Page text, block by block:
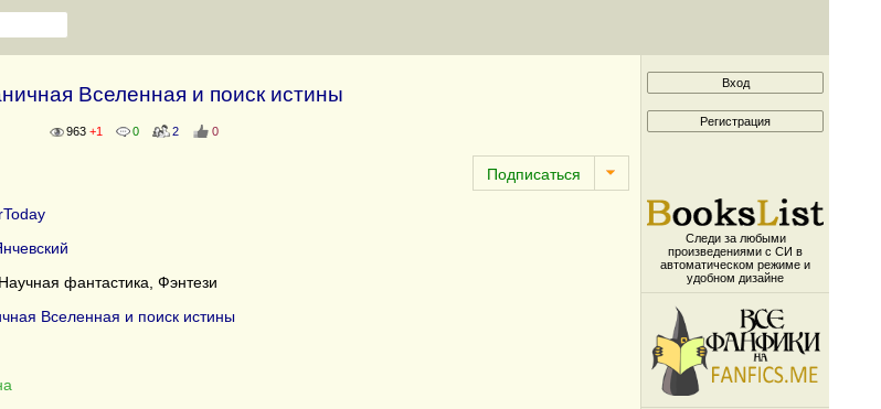
Вселенная и поиск истины
963 +1 0 2 0
фантастика, Фэнтези
Вселенная и поиск истины
Следи за любыми
произведениями с СИ в
автоматическом режиме и
удобном дизайне